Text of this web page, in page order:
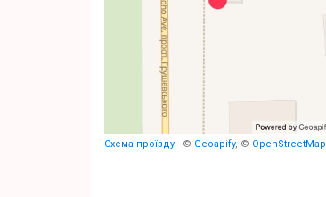
Схема проїзду · © Geoapify, © OpenStreetMap